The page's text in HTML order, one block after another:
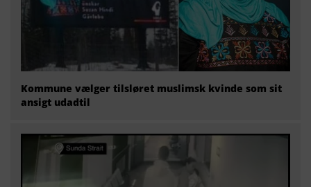
Kommune vælger tilsløret muslimsk kvinde som sit
ansigt udadtil